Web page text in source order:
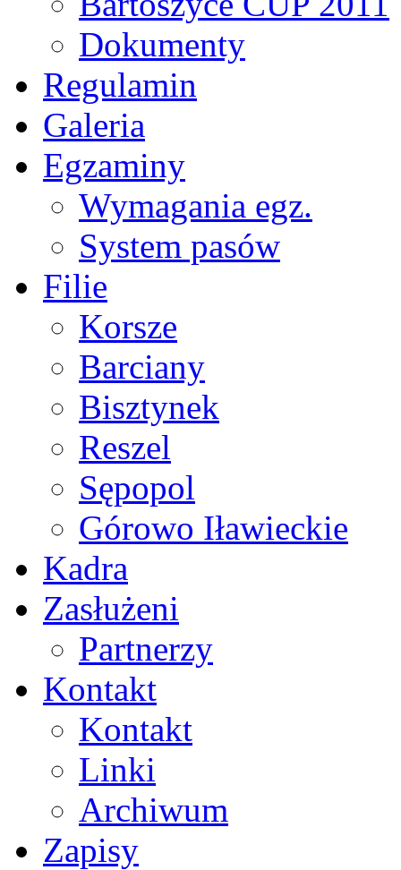
Dokumenty
Regulamin
Galeria
Egzaminy
Wymagania egz.
System pasów
Filie
Korsze
Barciany
Bisztynek
Reszel
Sępopol
Górowo Iławieckie
Kadra
Zasłużeni
Partnerzy
Kontakt
Kontakt
Linki
Archiwum
Zapisy